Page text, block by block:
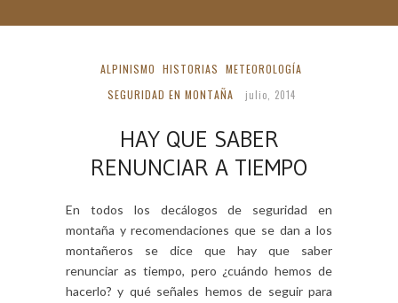
ALPINISMO HISTORIAS METEOROLOGÍA
SEGURIDAD EN MONTAÑA
julio, 2014
HAY QUE SABER
RENUNCIAR A TIEMPO
En todos los decálogos de seguridad en
montaña y recomendaciones que se dan a los
montañeros se dice que hay que saber
renunciar as tiempo, pero ¿cuándo hemos de
hacerlo? y qué señales hemos de seguir para